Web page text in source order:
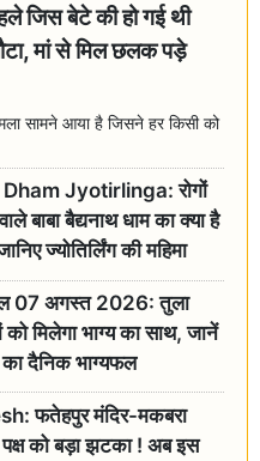
बेटे की हो गई थी
मां से मिल छलक पड़े
सामने आया है जिसने हर किसी को
Jyotirlinga: रोगों
बाबा बैद्यनाथ धाम का क्या है
ज्योतिर्लिंग की महिमा
07 अगस्त 2026: तुला
को मिलेगा भाग्य का साथ, जानें
का दैनिक भाग्यफल
फतेहपुर मंदिर-मकबरा
पक्ष को बड़ा झटका ! अब इस